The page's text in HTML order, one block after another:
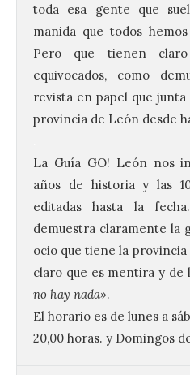
toda esa gente que
manida que todos
Pero que tienen
equivocados, como
revista en papel que
provincia de León desde
La Guía GO! León nos
años de historia y las
editadas hasta la
demuestra claramente la
ocio que tiene la
claro que es mentira y de
no hay nada».
El horario es de lunes a
20,00 horas. y Domingos
La UPSA impulsa la
creación musical
Concurso
Composición Coral
8 Ago 2026
promovido
Sacra de la
Pontificia de
inéditas, destinadas a
premio de 3.000 euros. Las
podrán presentarse
noviembre. La Universidad, a
Conceyu vuelve a